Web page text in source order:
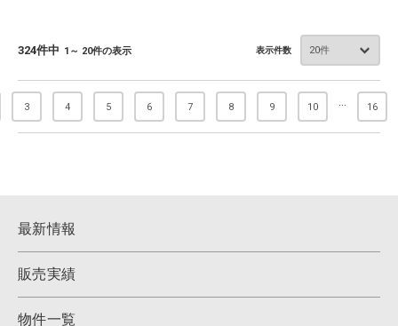
324件中 1～ 20件の表示
3 4 5 6 7 8 9 10 16
表示件数
最新情報
販売実績
物件一覧